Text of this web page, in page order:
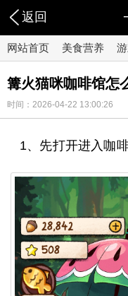
返回
网站首页 美食营养
篝火猫咪咖啡馆怎
时间：2026-04-22 13:00:26
1、先打开进入咖